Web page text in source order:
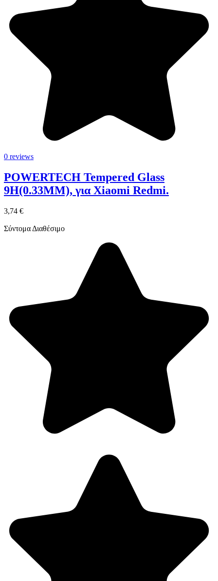
0 reviews
POWERTECH Tempered Glass
9H(0.33MM), για Xiaomi Redmi.
3,74 €
Σύντομα Διαθέσιμο